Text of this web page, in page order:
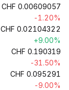
CHF 0.00609057
-1.20%
CHF 0.02104322
+9.00%
CHF 0.190319
-31.50%
CHF 0.095291
-9.00%